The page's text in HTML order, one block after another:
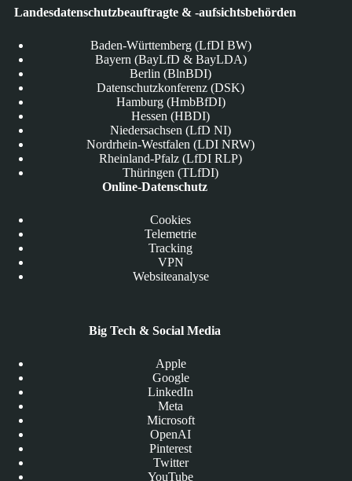
Landesdatenschutzbeauftragte & -aufsichtsbehörden
Baden-Württemberg (LfDI BW)
Bayern (BayLfD & BayLDA)
Berlin (BlnBDI)
Datenschutzkonferenz (DSK)
Hamburg (HmbBfDI)
Hessen (HBDI)
Niedersachsen (LfD NI)
Nordrhein-Westfalen (LDI NRW)
Rheinland-Pfalz (LfDI RLP)
Thüringen (TLfDI)
Online-Datenschutz
Cookies
Telemetrie
Tracking
VPN
Websiteanalyse
Big Tech & Social Media
Apple
Google
LinkedIn
Meta
Microsoft
OpenAI
Pinterest
Twitter
YouTube